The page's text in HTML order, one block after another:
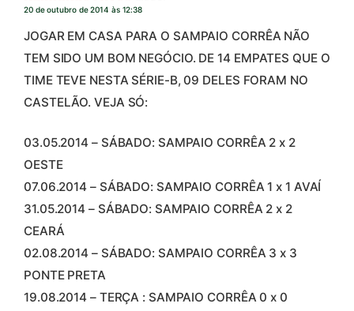
20 de outubro de 2014 às 12:38
JOGAR EM CASA PARA O SAMPAIO CORRÊA NÃO
TEM SIDO UM BOM NEGÓCIO. DE 14 EMPATES QUE O
TIME TEVE NESTA SÉRIE-B, 09 DELES FORAM NO
CASTELÃO. VEJA SÓ:
03.05.2014 – SÁBADO: SAMPAIO CORRÊA 2 x 2
OESTE
07.06.2014 – SÁBADO: SAMPAIO CORRÊA 1 x 1 AVAÍ
31.05.2014 – SÁBADO: SAMPAIO CORRÊA 2 x 2
CEARÁ
02.08.2014 – SÁBADO: SAMPAIO CORRÊA 3 x 3
PONTE PRETA
19.08.2014 – TERÇA : SAMPAIO CORRÊA 0 x 0